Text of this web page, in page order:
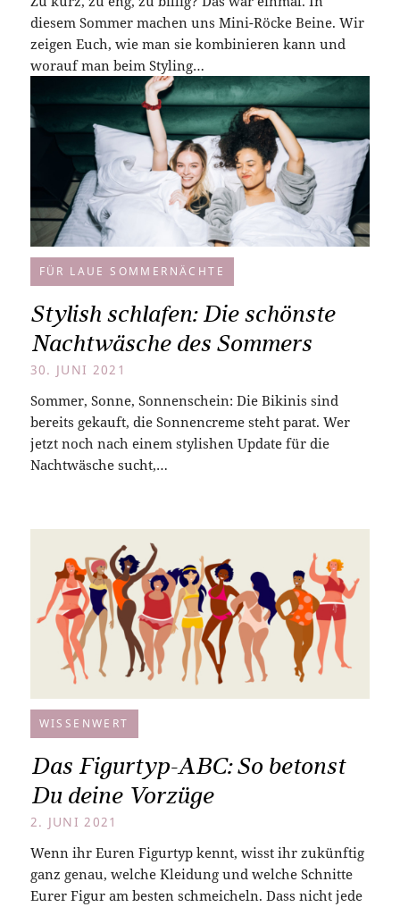
diesem Sommer machen uns Mini-Röcke Beine. Wir
zeigen Euch, wie man sie kombinieren kann und
worauf man beim Styling…
FÜR LAUE SOMMERNÄCHTE
Stylish schlafen: Die schönste
Nachtwäsche des Sommers
30. JUNI 2021
Sommer, Sonne, Sonnenschein: Die Bikinis sind
bereits gekauft, die Sonnencreme steht parat. Wer
jetzt noch nach einem stylishen Update für die
Nachtwäsche sucht,…
WISSENWERT
Das Figurtyp-ABC: So betonst
Du deine Vorzüge
2. JUNI 2021
Wenn ihr Euren Figurtyp kennt, wisst ihr zukünftig
ganz genau, welche Kleidung und welche Schnitte
Eurer Figur am besten schmeicheln. Dass nicht jede